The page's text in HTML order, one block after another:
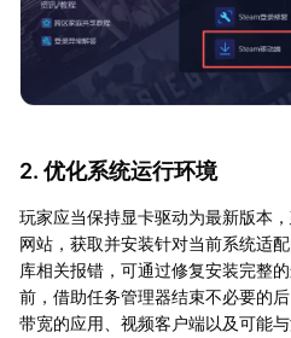
2. 优化系统运行环境
玩家应当保持显卡驱动为最新版本
网站，获取并安装针对当前系统适
库相关报错，可通过修复安装完整
前，借助任务管理器结束不必要的
带宽的应用、视频客户端以及可能